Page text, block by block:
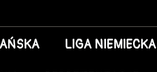
LIGA NIEMIECKA